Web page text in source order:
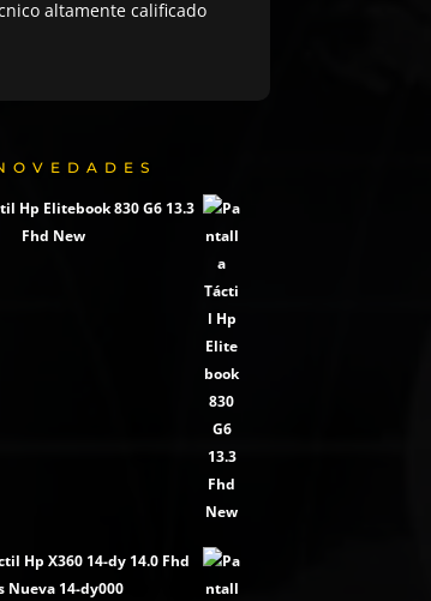
altamente calificado
Hp Elitebook 830 G6 13.3
Fhd New
Hp X360 14-dy 14.0 Fhd
Nueva 14-dy000